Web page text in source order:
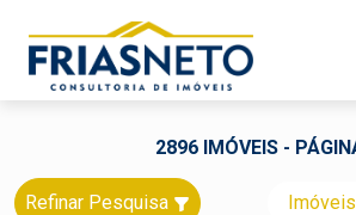
2896 IMÓVEIS -
Refinar Pesquisa